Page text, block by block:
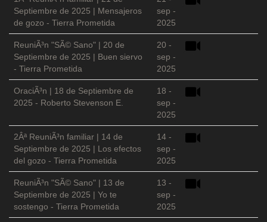
Septiembre de 2025 | Mensajeros
de gozo - Tierra Prometida
sep -
2025
ReuniÃ³n "SÃ© Sano" | 20 de
Septiembre de 2025 | Buen siervo
- Tierra Prometida
20 -
sep -
2025
OraciÃ³n | 18 de Septiembre de
2025 - Roberto Stevenson E.
18 -
sep -
2025
2Âª ReuniÃ³n familiar | 14 de
Septiembre de 2025 | Los efectos
del gozo - Tierra Prometida
14 -
sep -
2025
ReuniÃ³n "SÃ© Sano" | 13 de
Septiembre de 2025 | Yo te
sostengo - Tierra Prometida
13 -
sep -
2025